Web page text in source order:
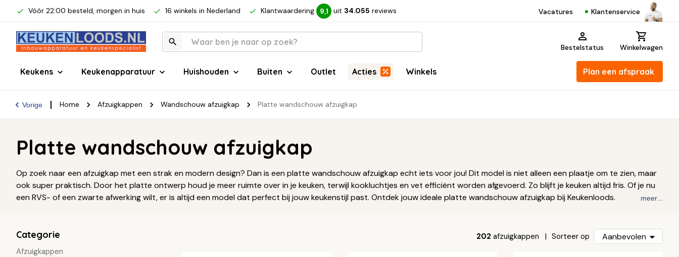
Vóór 22:00 besteld, morgen in huis 16 winkels in Nederland Klantwaardering 9,1 uit 34.055 reviews Vacatures Klantenservice
Bestelstatus Winkelwagen
Keukens Keukenapparatuur Huishouden Buiten Outlet Acties Winkels Plan een afspraak
Vorige Home Afzuigkappen Wandschouw afzuigkap Platte wandschouw afzuigkap
Platte wandschouw afzuigkap
Op zoek naar een afzuigkap met een strak en modern design? Dan is een platte wandschouw afzuigkap echt iets voor jou! Dit model is niet alleen een plaatje om te zien, maar
ook super praktisch. Door het platte ontwerp houd je meer ruimte over in je keuken, terwijl kookluchtjes en vet efficiënt worden afgevoerd. Zo blijft je keuken altijd fris. Of je nu
een RVS- of een zwarte afwerking wilt, er is altijd een model dat perfect bij jouw keukenstijl past. Ontdek jouw ideale platte wandschouw afzuigkap bij Keukenloods.
meer...
202 afzuigkappen Sorteer op Aanbevolen
Categorie
Afzuigkappen